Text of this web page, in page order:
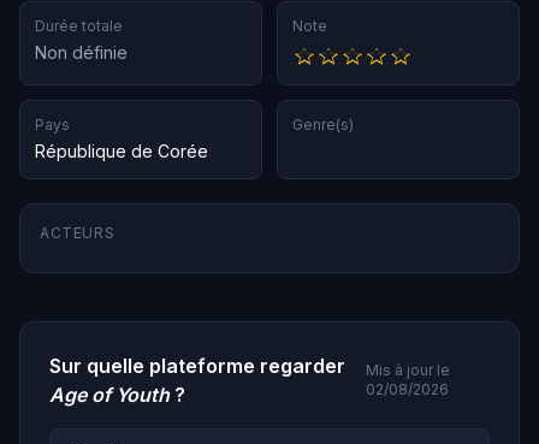
Durée totale
Non définie
Note
Pays
République de Corée
Genre(s)
ACTEURS
Sur quelle plateforme regarder
Age of Youth?
Mis à jour le
02/08/2026